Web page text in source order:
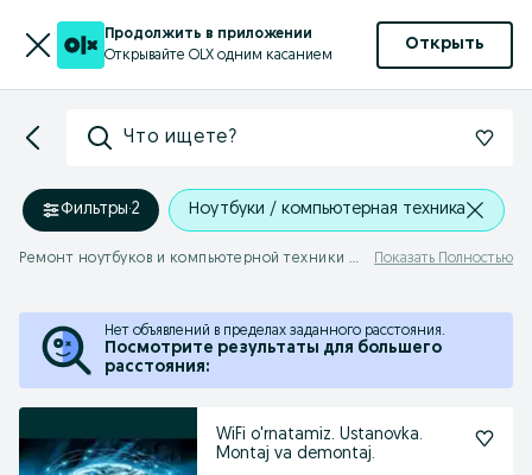
Продолжить в приложении
Открывайте OLX одним касанием
Открыть
Что ищете?
Фильтры·2 Ноутбуки / компьютерная техника
Ремонт ноутбуков и компьютерной техники Пскент Показать Полностью
Нет объявлений в пределах заданного расстояния.
Посмотрите результаты для большего
расстояния:
WiFi o'rnatamiz. Ustanovka.
Montaj va demontaj.